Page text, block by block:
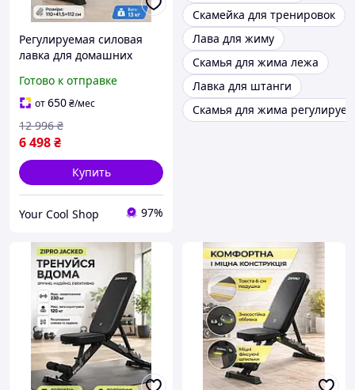
Регулируемая силовая
лавка для домашних
грузоподъемностью и
наклоном вниз
Готово к отправке
от650₴/мес
6 498₴
12 996 ₴
Купить
Your Cool Shop 97%
Скамейка для тренировок
Лава для жиму
Скамья для жима лежа
Лавка для штанги
Скамья для жима